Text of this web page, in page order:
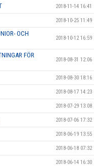
2018-11-14 16:41
2018-10-25 11:49
OCH
2018-10-12 16:59
FÖR
2018-08-31 12:06
2018-08-30 18:16
2018-08-17 14:23
2018-07-29 13:08
2018-07-06 17:32
2018-06-19 13:55
2018-06-18 07:32
2018-06-14 16:30